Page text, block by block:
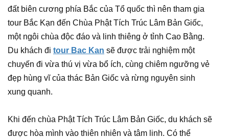
đất biên cương phía Bắc của Tổ quốc thì nên tham gia
tour Bắc Kạn đến Chùa Phật Tích Trúc Lâm Bản Giốc,
một ngôi chùa độc đáo và linh thiêng ở tỉnh Cao Bằng.
Du khách đi tour Bac Kan sẽ được trải nghiệm một
chuyến đi vừa thú vị vừa bổ ích, cùng chiêm ngưỡng vẻ
đẹp hùng vĩ của thác Bản Giốc và rừng nguyên sinh
xung quanh.
Khi đến chùa Phật Tích Trúc Lâm Bản Giốc, du khách sẽ
được hòa mình vào thiên nhiên và tâm linh. Có thể